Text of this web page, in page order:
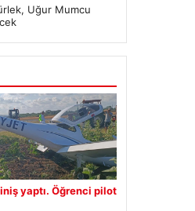
Uğur Mumcu
yaptı. Öğrenci pilot